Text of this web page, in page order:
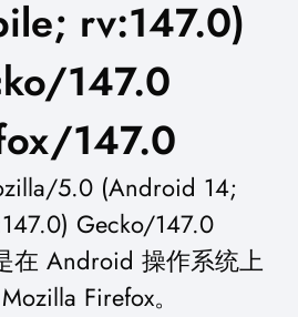
rv:147.0)
147.0
147.0
5.0 (Android 14;
Gecko/147.0
在 Android 操作系统上
Firefox。